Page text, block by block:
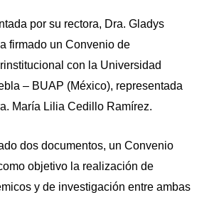
por su rectora, Dra. Gladys
firmado un Convenio de
con la Universidad
– BUAP (México), representada
María Lilia Cedillo Ramírez.
dos documentos, un Convenio
objetivo la realización de
y de investigación entre ambas